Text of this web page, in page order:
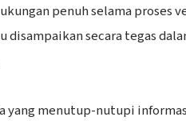
penuh selama proses
disampaikan secara tegas
yang menutup-nutupi